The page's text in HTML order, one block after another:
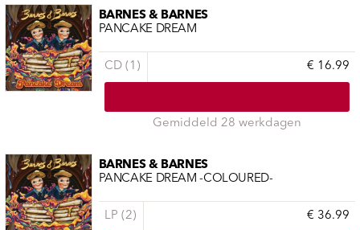
BARNES & BARNES
PANCAKE DREAM
CD (1) € 16.99
Gemiddeld 28 werkdagen
BARNES & BARNES
PANCAKE DREAM -COLOURED-
LP (2) € 36.99